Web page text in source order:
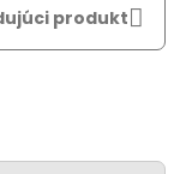
produkt